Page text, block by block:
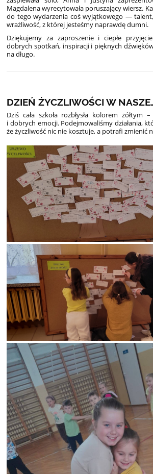
Magdalena wyrecytowała poruszający wiersz.
do tego wydarzenia coś wyjątkowego —
wrażliwość, z której jesteśmy naprawdę dumni.
Dziękujemy za zaproszenie i ciepłe
dobrych spotkań, inspiracji i pięknych
na długo.
DZIEŃ ŻYCZLIWOŚCI W
Dziś cała szkoła rozbłysła kolorem żółtym
i dobrych emocji. Podejmowaliśmy działania,
że życzliwość nic nie kosztuje, a potrafi zmienić